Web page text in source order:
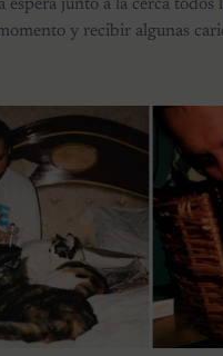
espera junto a la cerca todos
y recibir algunas